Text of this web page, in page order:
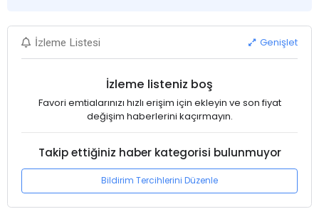
İzleme Listesi Genişlet
İzleme listeniz boş
Favori emtialarınızı hızlı erişim için ekleyin ve son fiyat
değişim haberlerini kaçırmayın.
Takip ettiğiniz haber kategorisi bulunmuyor
Bildirim Tercihlerini Düzenle